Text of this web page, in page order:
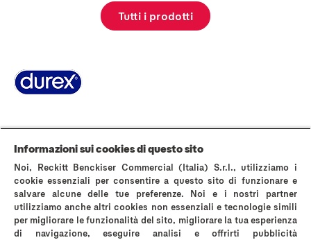
Tutti i prodotti
La storia di DurexDomande FrequentiArea stampa
Contattaci
Politica sui cookiesAvviso sulla Privacy
Termini & Condizioni di Utilizzo del Sito Web
Privacy A luci acceseInformativa privacy instagram
Mappa del sito
Informazioni sui cookies di questo sito
Noi, Reckitt Benckiser Commercial (Italia) S.r.l., utilizziamo i
cookie essenziali per consentire a questo sito di funzionare e
salvare alcune delle tue preferenze. Noi e i nostri partner
utilizziamo anche altri cookies non essenziali e tecnologie simili
per migliorare le funzionalità del sito, migliorare la tua esperienza
di navigazione, eseguire analisi e offrirti pubblicità